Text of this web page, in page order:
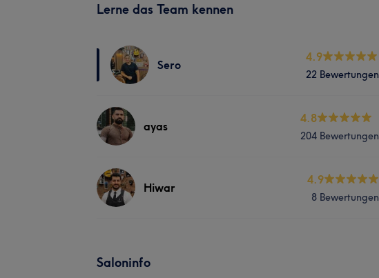
Lerne das Team kennen
Sero
4.9
22 Bewertungen
ayas
4.8
204 Bewertungen
Hiwar
4.9
8 Bewertungen
Saloninfo